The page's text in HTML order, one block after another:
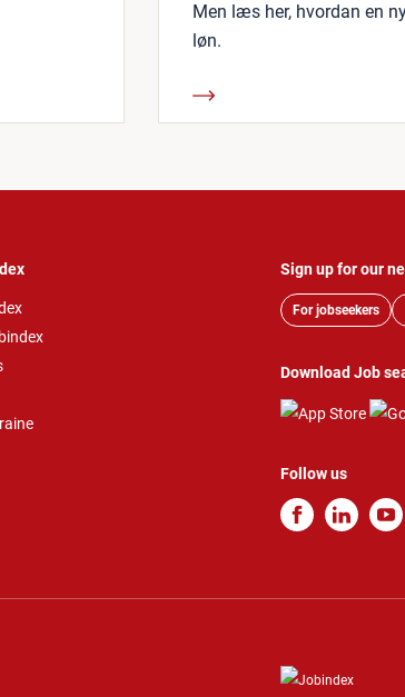
Men læs her, hvordan en
løn.
Sign up for our
For jobseekers
Download Job
Follow us